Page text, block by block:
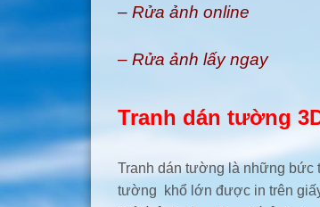
– Rửa ảnh online
– Rửa ảnh lấy ngay
Tranh dán tường
Tranh dán tường là những bức
tường khổ lớn được in trên